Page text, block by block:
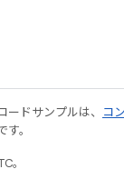
ドサンプルは、 コ
。
。